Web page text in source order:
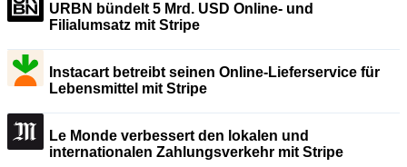
URBN bündelt 5 Mrd. USD Online- und
Filialumsatz mit Stripe
Instacart betreibt seinen Online-Lieferservice für
Lebensmittel mit Stripe
Le Monde verbessert den lokalen und
internationalen Zahlungsverkehr mit Stripe